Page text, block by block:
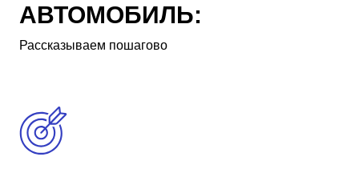
АВТОМОБИЛЬ:
Рассказываем пошагово